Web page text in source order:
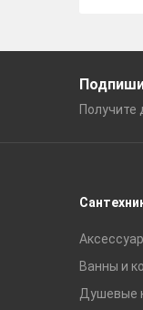
Получите
Ванны и
Душевые